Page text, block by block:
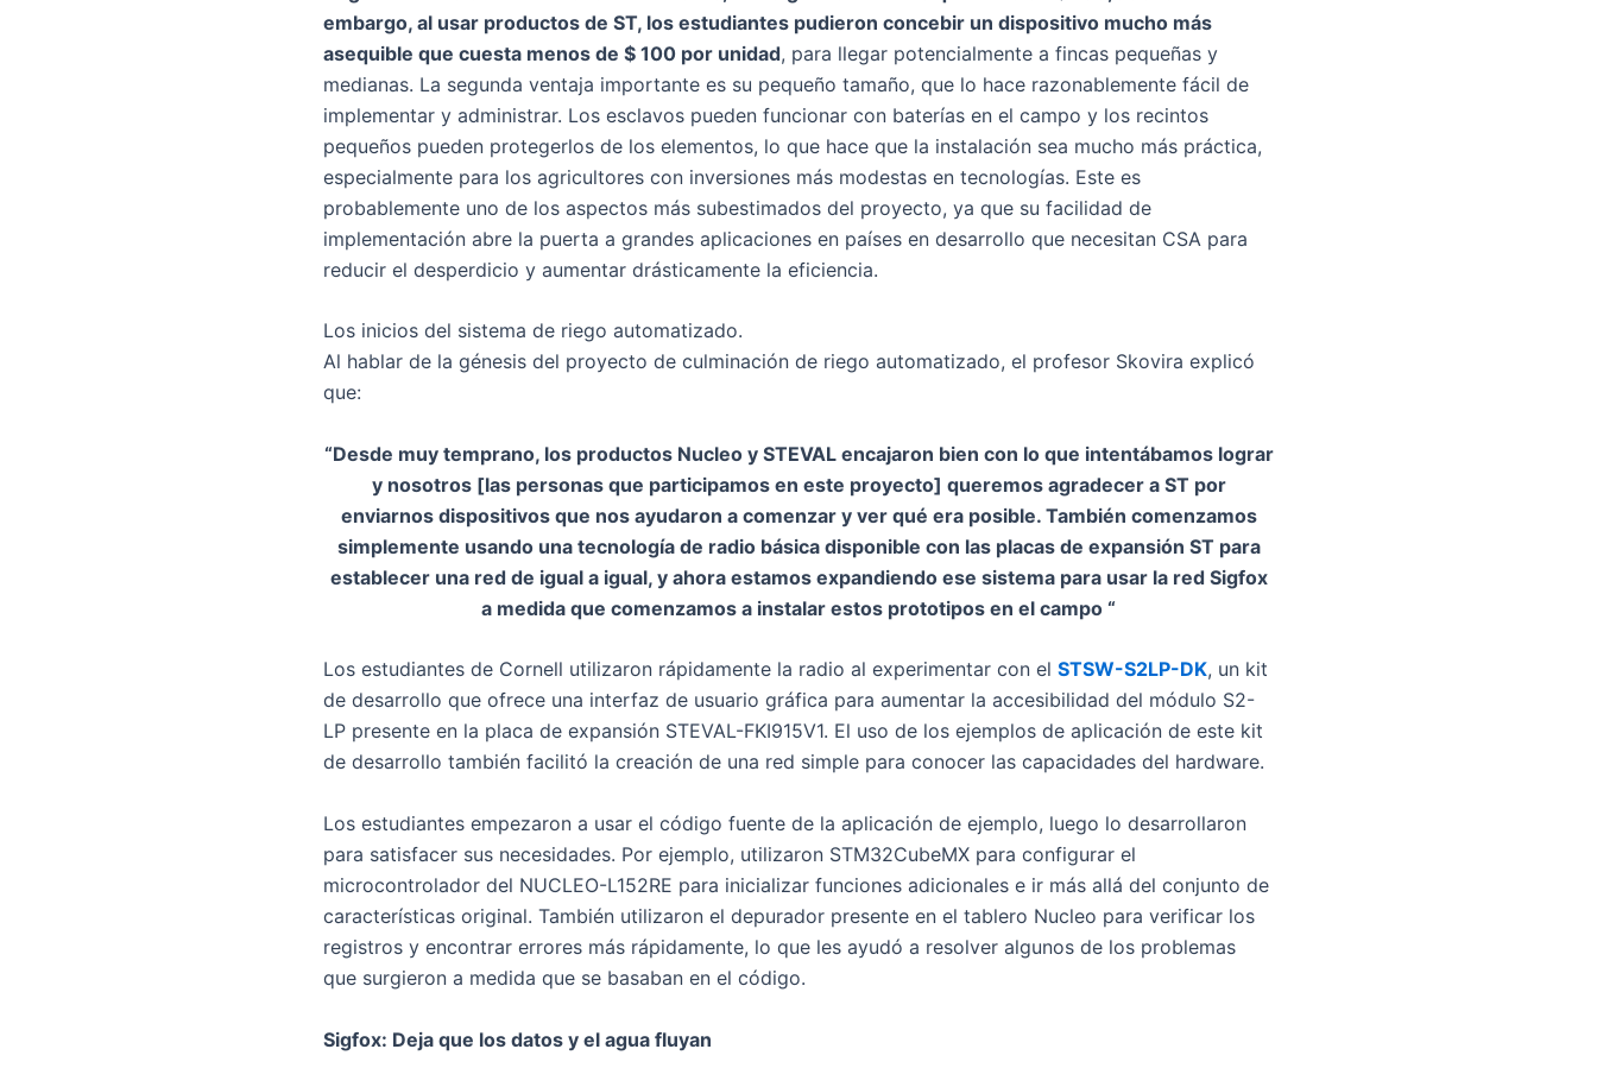
embargo, al usar productos de ST, los estudiantes pudieron concebir un dispositivo mucho más
asequible que cuesta menos de $ 100 por unidad, para llegar potencialmente a fincas pequeñas y
medianas. La segunda ventaja importante es su pequeño tamaño, que lo hace razonablemente fácil de
implementar y administrar. Los esclavos pueden funcionar con baterías en el campo y los recintos
pequeños pueden protegerlos de los elementos, lo que hace que la instalación sea mucho más práctica,
especialmente para los agricultores con inversiones más modestas en tecnologías. Este es
probablemente uno de los aspectos más subestimados del proyecto, ya que su facilidad de
implementación abre la puerta a grandes aplicaciones en países en desarrollo que necesitan CSA para
reducir el desperdicio y aumentar drásticamente la eficiencia.
Los inicios del sistema de riego automatizado.
Al hablar de la génesis del proyecto de culminación de riego automatizado, el profesor Skovira explicó
que:
“Desde muy temprano, los productos Nucleo y STEVAL encajaron bien con lo que intentábamos lograr
y nosotros [las personas que participamos en este proyecto] queremos agradecer a ST por
enviarnos dispositivos que nos ayudaron a comenzar y ver qué era posible. También comenzamos
simplemente usando una tecnología de radio básica disponible con las placas de expansión ST para
establecer una red de igual a igual, y ahora estamos expandiendo ese sistema para usar la red Sigfox
a medida que comenzamos a instalar estos prototipos en el campo “
Los estudiantes de Cornell utilizaron rápidamente la radio al experimentar con el STSW-S2LP-DK, un kit
de desarrollo que ofrece una interfaz de usuario gráfica para aumentar la accesibilidad del módulo S2-
LP presente en la placa de expansión STEVAL-FKI915V1. El uso de los ejemplos de aplicación de este kit
de desarrollo también facilitó la creación de una red simple para conocer las capacidades del hardware.
Los estudiantes empezaron a usar el código fuente de la aplicación de ejemplo, luego lo desarrollaron
para satisfacer sus necesidades. Por ejemplo, utilizaron STM32CubeMX para configurar el
microcontrolador del NUCLEO-L152RE para inicializar funciones adicionales e ir más allá del conjunto de
características original. También utilizaron el depurador presente en el tablero Nucleo para verificar los
registros y encontrar errores más rápidamente, lo que les ayudó a resolver algunos de los problemas
que surgieron a medida que se basaban en el código.
Sigfox: Deja que los datos y el agua fluyan